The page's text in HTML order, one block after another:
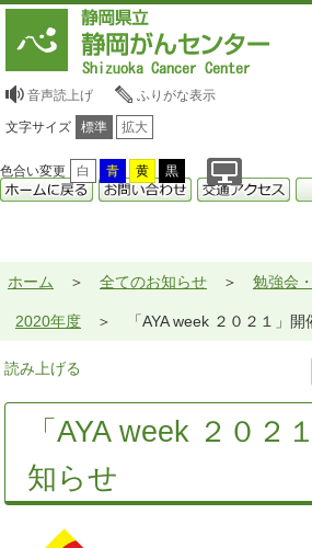
音声読上げ ふりがな表示
文字サイズ 標準 拡大
色合い変更 白 青 黄 黒
ホーム 全てのお知らせ 勉強会
2020年度 「AYA week ２０２１」
読み上げる
「AYA week ２０２
知らせ